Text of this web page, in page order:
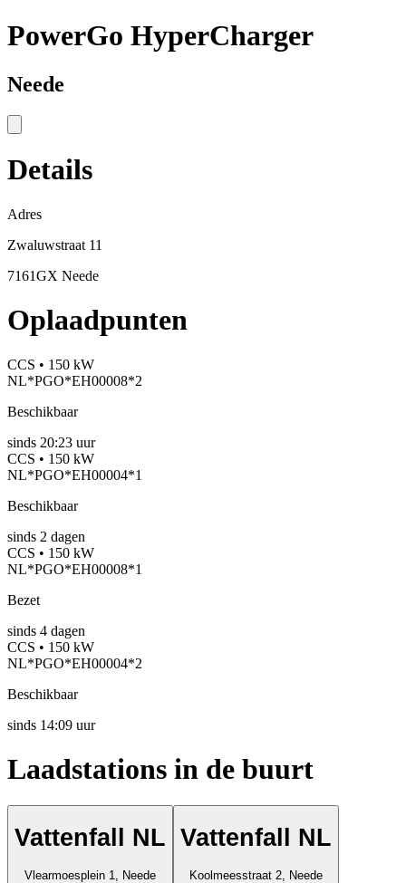
PowerGo HyperCharger
Neede
Details
Adres
Zwaluwstraat 11
7161GX Neede
Oplaadpunten
CCS • 150 kW
NL*PGO*EH00008*2
Beschikbaar
sinds 20:23 uur
CCS • 150 kW
NL*PGO*EH00004*1
Beschikbaar
sinds 2 dagen
CCS • 150 kW
NL*PGO*EH00008*1
Bezet
sinds 4 dagen
CCS • 150 kW
NL*PGO*EH00004*2
Beschikbaar
sinds 14:09 uur
Laadstations in de buurt
Vattenfall NL
Vlearmoesplein 1, Neede
Vattenfall NL
Koolmeesstraat 2, Neede